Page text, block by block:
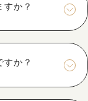
か？
か？